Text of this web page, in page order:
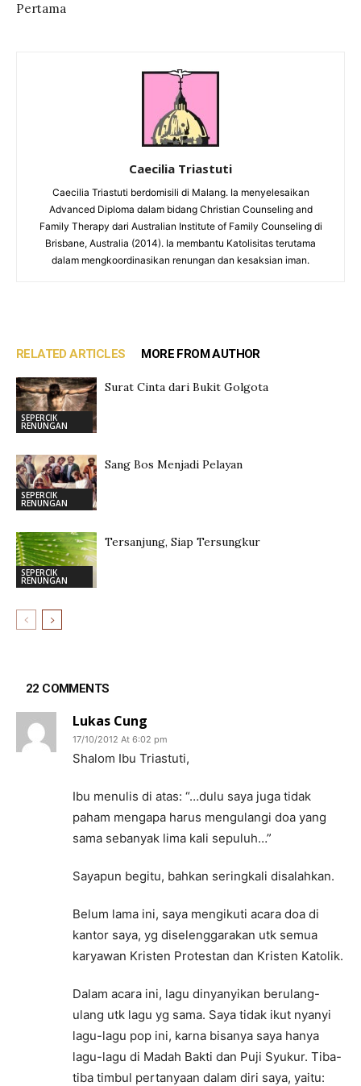
Pertama
Caecilia Triastuti
Caecilia Triastuti berdomisili di Malang. Ia menyelesaikan
Advanced Diploma dalam bidang Christian Counseling and
Family Therapy dari Australian Institute of Family Counseling di
Brisbane, Australia (2014). Ia membantu Katolisitas terutama
dalam mengkoordinasikan renungan dan kesaksian iman.
RELATED ARTICLES MORE FROM AUTHOR
SEPERCIK
RENUNGAN
Surat Cinta dari Bukit Golgota
SEPERCIK
RENUNGAN
Sang Bos Menjadi Pelayan
SEPERCIK
RENUNGAN
Tersanjung, Siap Tersungkur
22 COMMENTS
Lukas Cung
17/10/2012 At 6:02 pm
Shalom Ibu Triastuti,
Ibu menulis di atas: “…dulu saya juga tidak
paham mengapa harus mengulangi doa yang
sama sebanyak lima kali sepuluh…”
Sayapun begitu, bahkan seringkali disalahkan.
Belum lama ini, saya mengikuti acara doa di
kantor saya, yg diselenggarakan utk semua
karyawan Kristen Protestan dan Kristen Katolik.
Dalam acara ini, lagu dinyanyikan berulang-
ulang utk lagu yg sama. Saya tidak ikut nyanyi
lagu-lagu pop ini, karna bisanya saya hanya
lagu-lagu di Madah Bakti dan Puji Syukur. Tiba-
tiba timbul pertanyaan dalam diri saya, yaitu: